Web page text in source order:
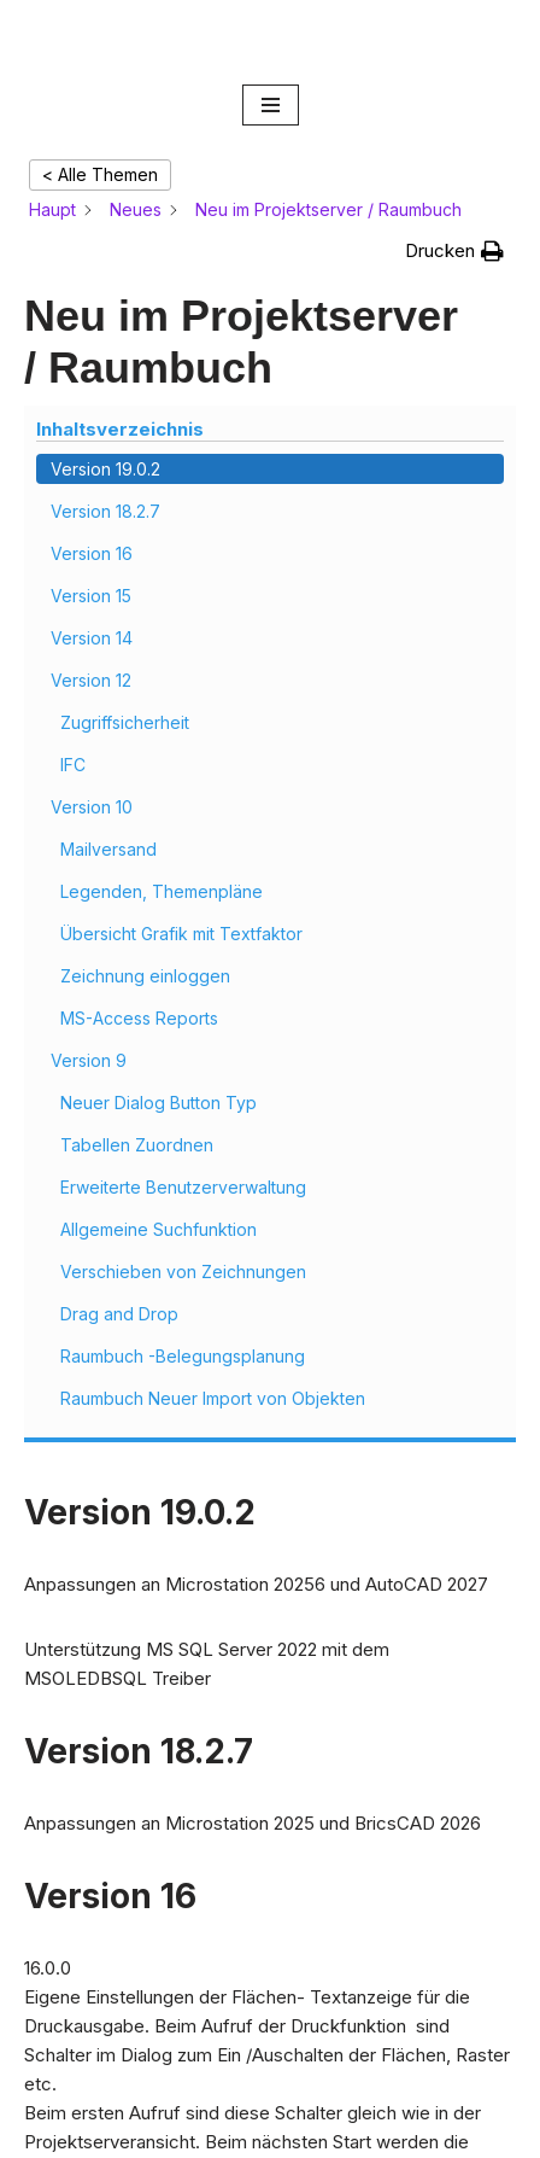
< Alle Themen
Haupt
Neues Neu im Projektserver / Raumbuch
Drucken
Neu im Projektserver
/ Raumbuch
Inhaltsverzeichnis
Version 19.0.2
Version 18.2.7
Version 16
Version 15
Version 14
Version 12
Zugriffsicherheit
IFC
Version 10
Mailversand
Legenden, Themenpläne
Übersicht Grafik mit Textfaktor
Zeichnung einloggen
MS-Access Reports
Version 9
Neuer Dialog Button Typ
Tabellen Zuordnen
Erweiterte Benutzerverwaltung
Allgemeine Suchfunktion
Verschieben von Zeichnungen
Drag and Drop
Raumbuch -Belegungsplanung
Raumbuch Neuer Import von Objekten
Version 19.0.2
Anpassungen an Microstation 20256 und AutoCAD 2027
Unterstützung MS SQL Server 2022 mit dem
MSOLEDBSQL Treiber
Version 18.2.7
Anpassungen an Microstation 2025 und BricsCAD 2026
Version 16
16.0.0
Eigene Einstellungen der Flächen- Textanzeige für die
Druckausgabe. Beim Aufruf der Druckfunktion sind
Schalter im Dialog zum Ein /Auschalten der Flächen, Raster
etc.
Beim ersten Aufruf sind diese Schalter gleich wie in der
Projektserveransicht. Beim nächsten Start werden die